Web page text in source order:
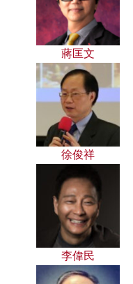
蔣匡文
徐俊祥
李偉民